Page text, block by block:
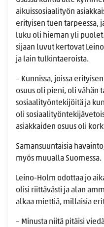
aikuissosiaalityön
erityisen tuen tarpeessa,
luku oli hieman yli
sijaan luvut kertovat
ja lain tulkintaeroista.
– Kunnissa, joissa
osuus oli pieni, oli vähän
sosiaalityöntekijöitä ja
oli
asiakkaiden osuus oli
Samansuuntaisia
myös muualla Suomessa.
Leino-Holm odottaa jo
olisi riittävästi ja alan
alkaa miettiä, millaisia
– Minusta niitä pitäisi